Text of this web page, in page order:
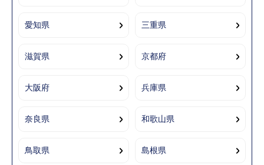
愛知県 三重県
滋賀県 京都府
大阪府 兵庫県
奈良県 和歌山県
鳥取県 島根県